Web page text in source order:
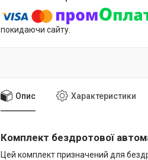
покидаючи сайту.
Опис Характеристики
Комплект бездротової
Цей комплект призначений для